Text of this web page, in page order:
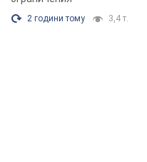
2 години тому 3,4 т.